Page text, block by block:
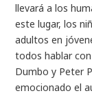
llevará a los
este lugar, los
adultos en
todos hablar
Dumbo y Peter
emocionado el